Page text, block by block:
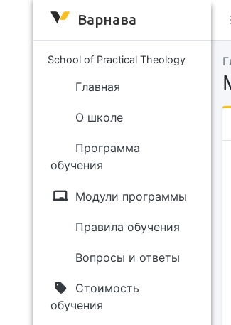
Варнава
School of Practical Theology
Главная
О школе
Программа
обучения
Модули программы
Правила обучения
Вопросы и ответы
Стоимость
обучения